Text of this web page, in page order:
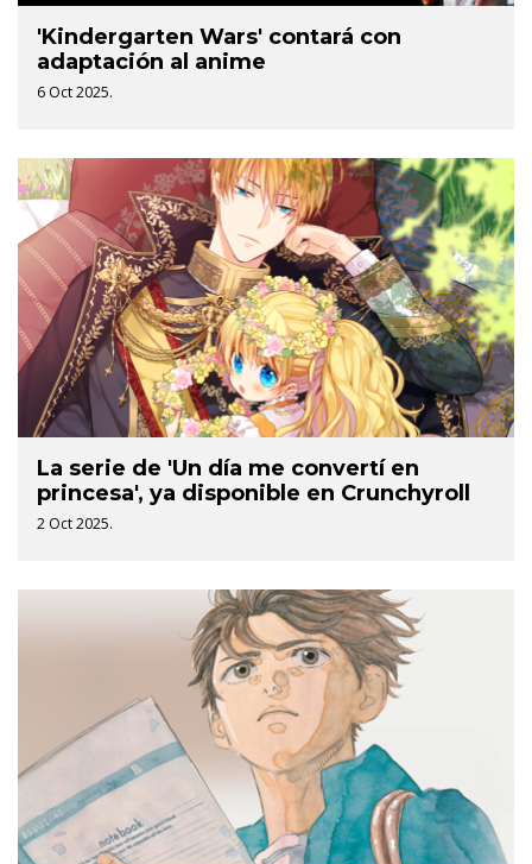
'Kindergarten Wars' contará con
adaptación al anime
6 Oct 2025.
La serie de 'Un día me convertí en
princesa', ya disponible en Crunchyroll
2 Oct 2025.